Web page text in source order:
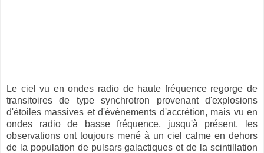
Le ciel vu en ondes radio de haute fréquence regorge de
transitoires de type synchrotron provenant d'explosions
d'étoiles massives et d'événements d'accrétion, mais vu en
ondes radio de basse fréquence, jusqu'à présent, les
observations ont toujours mené à un ciel calme en dehors
de la population de pulsars galactiques et de la scintillation